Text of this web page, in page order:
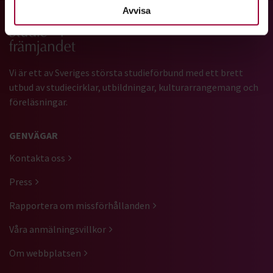
Avvisa
Gå till studiefrämjandets startsida
Vi är ett av Sveriges största studieförbund med ett brett
utbud av studiecirklar, utbildningar, kulturarrangemang och
föreläsningar.
GENVÄGAR
Kontakta oss
Press
Rapportera om missförhållanden
Våra anmälningsvillkor
Om webbplatsen